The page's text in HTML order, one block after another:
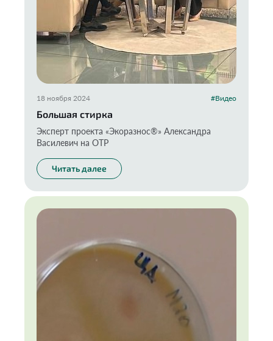
18 ноября 2024 #Видео
Большая стирка
Эксперт проекта «Экоразнос®️» Александра
Василевич на ОТР
Читать далее